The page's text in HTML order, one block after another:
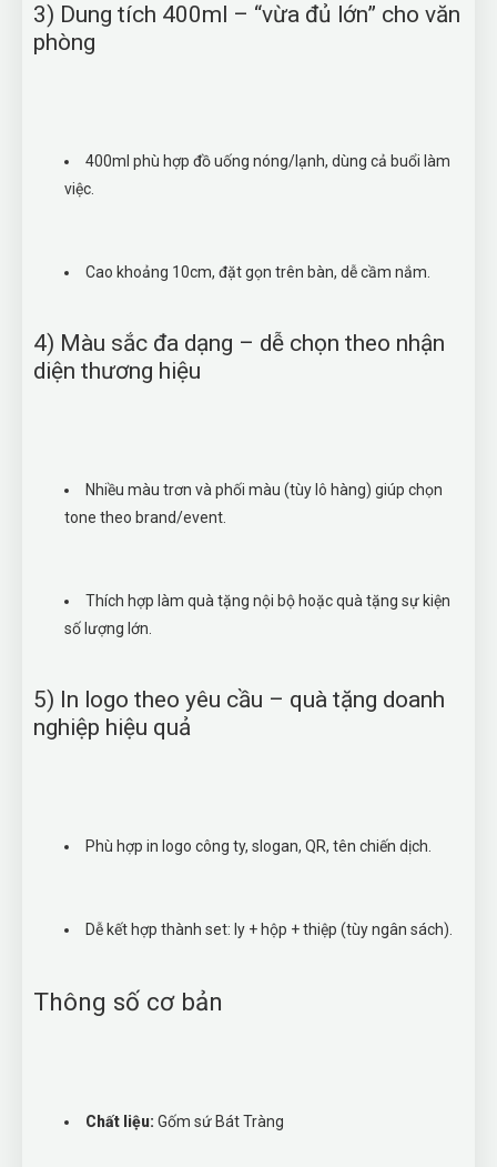
3) Dung tích 400ml – “vừa đủ lớn” cho văn
phòng
400ml phù hợp đồ uống nóng/lạnh, dùng cả buổi làm
việc.
Cao khoảng 10cm, đặt gọn trên bàn, dễ cầm nắm.
4) Màu sắc đa dạng – dễ chọn theo nhận
diện thương hiệu
Nhiều màu trơn và phối màu (tùy lô hàng) giúp chọn
tone theo brand/event.
Thích hợp làm quà tặng nội bộ hoặc quà tặng sự kiện
số lượng lớn.
5) In logo theo yêu cầu – quà tặng doanh
nghiệp hiệu quả
Phù hợp in logo công ty, slogan, QR, tên chiến dịch.
Dễ kết hợp thành set: ly + hộp + thiệp (tùy ngân sách).
Thông số cơ bản
Chất liệu: Gốm sứ Bát Tràng